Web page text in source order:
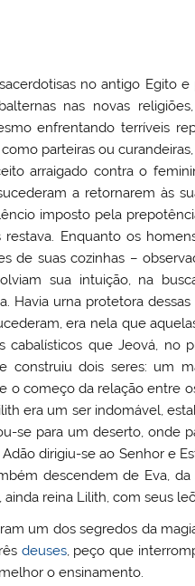
no antigo Egito
nas novas
enfrentando terríveis
parteiras ou
arraigado contra o
a retornarem às
imposto pela
Enquanto os
de suas cozinhas –
sua intuição, na
Havia urna protetora dessas
era nela que
cabalísticos que Jeová, no
construiu dois seres: um
o começo da relação entre
era um ser indomável,
se para um deserto, onde
dirigiu-se ao Senhor e
descendem de Eva,
reina Lilith, com seus
um dos segredos da
deuses, peço que
o ensinamento.